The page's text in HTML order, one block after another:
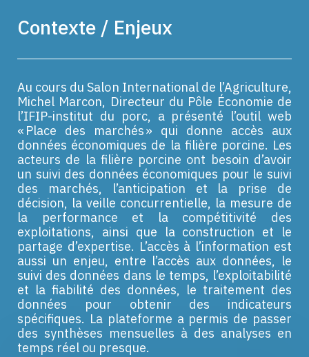
Contexte / Enjeux
Au cours du Salon International de l’Agriculture,
Michel Marcon, Directeur du Pôle Économie de
l’IFIP-institut du porc, a présenté l’outilweb
« Place des marchés» qui donne accès aux
données économiques de la filière porcine. Les
acteurs de la filière porcine ont besoin d’avoir
un suivi des données économiques pour le suivi
des marchés, l’anticipation et la prise de
décision, la veille concurrentielle, la mesure de
la
performance et la compétitivité des
exploitations, ainsi que la construction et le
partage d’expertise. L’accès à l’information est
aussi un enjeu, entre l’accès aux données, le
suivi des données dans le temps, l’exploitabilité
et la fiabilité des données, le traitement des
données pour obtenir des indicateurs
spécifiques. La plateforme a permis de passer
des synthèses mensuelles à des analyses en
temps réel ou presque.